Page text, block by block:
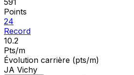
Points
24
Record
10.2
Pts/m
Évolution carrière (pts/m)
JA Vichy